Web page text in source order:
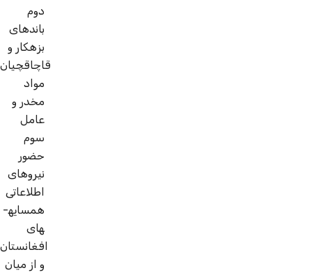
دوم
باندهای
بزه­کار و
قاچاقچیان
مواد
مخدر و
عامل
سوم
حضور
نیروهای
اطلاعاتی
همسایه­
های
افغانستان
و از میان